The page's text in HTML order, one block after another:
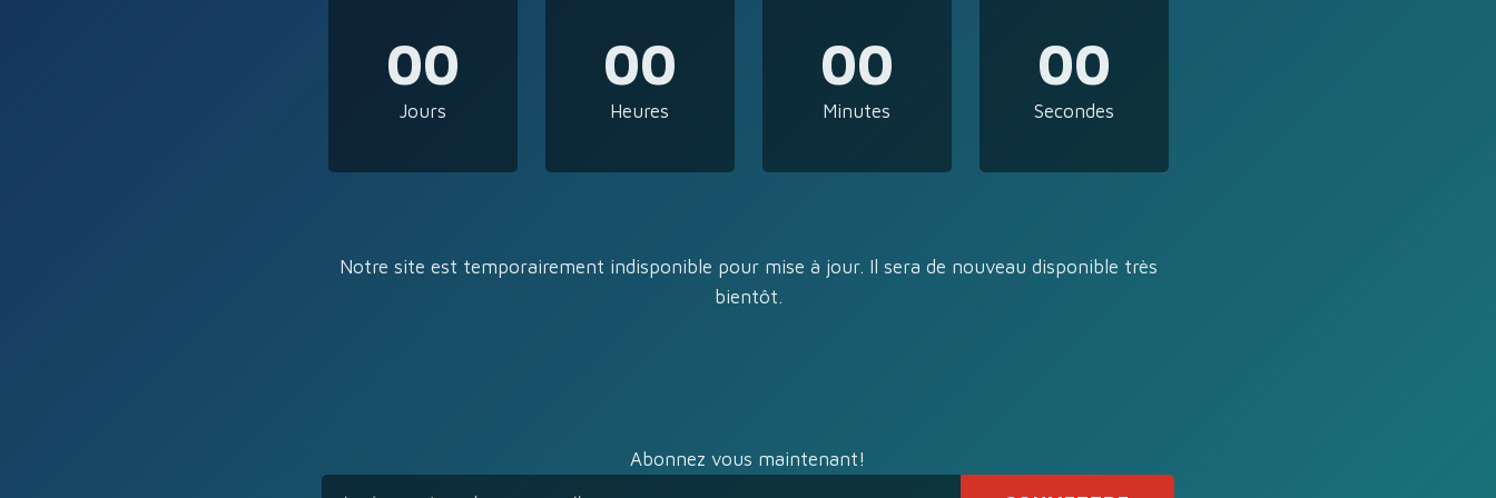
00
Jours
00
Heures
00
Minutes
00
Secondes
Notre site est temporairement indisponible pour mise à jour. Il sera de nouveau disponible très
bientôt.
Abonnez vous maintenant!